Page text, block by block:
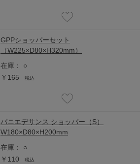
GPPショッパーセット
（W225×D80×H320mm）
在庫：
○
￥165
税込
パニエデサンス ショッパー（S）
W180×D80×H200mm
在庫：
○
￥110
税込